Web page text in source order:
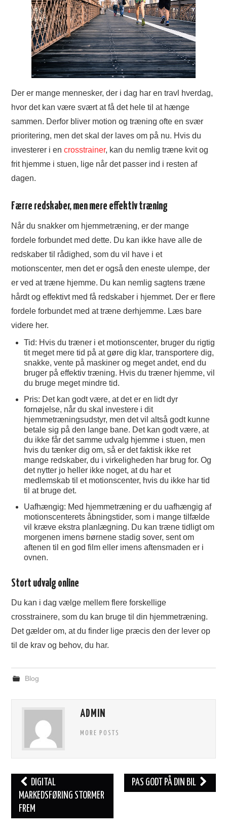
Der er mange mennesker, der i dag har en travl hverdag,
hvor det kan være svært at få det hele til at hænge
sammen. Derfor bliver motion og træning ofte en svær
prioritering, men det skal der laves om på nu. Hvis du
investerer i encrosstrainer, kan du nemlig træne kvit og
frit hjemme i stuen, lige når det passer ind i resten af
dagen.
Færre redskaber, men mere effektiv træning
Når du snakker om hjemmetræning, er der mange
fordele forbundet med dette. Du kan ikke have alle de
redskaber til rådighed, som du vil have i et
motionscenter, men det er også den eneste ulempe, der
er ved at træne hjemme. Du kan nemlig sagtens træne
hårdt og effektivt med få redskaber i hjemmet. Der er flere
fordele forbundet med at træne derhjemme. Læs bare
videre her.
Tid: Hvis du træner i et motionscenter, bruger du rigtig
tit meget mere tid på at gøre dig klar, transportere dig,
snakke, vente på maskiner og meget andet, end du
bruger på effektiv træning. Hvis du træner hjemme, vil
du bruge meget mindre tid.
Pris: Det kan godt være, at det er en lidt dyr
fornøjelse, når du skal investere i dit
hjemmetræningsudstyr, men det vil altså godt kunne
betale sig på den lange bane. Det kan godt være, at
du ikke får det samme udvalg hjemme i stuen, men
hvis du tænker dig om, så er det faktisk ikke ret
mange redskaber, du i virkeligheden har brug for. Og
det nytter jo heller ikke noget, at du har et
medlemskab til et motionscenter, hvis du ikke har tid
til at bruge det.
Uafhængig: Med hjemmetræning er du uafhængig af
motionscenterets åbningstider, som i mange tilfælde
vil kræve ekstra planlægning. Du kan træne tidligt om
morgenen imens børnene stadig sover, sent om
aftenen til en god film eller imens aftensmaden er i
ovnen.
Stort udvalg online
Du kan i dag vælge mellem flere forskellige
crosstrainere, som du kan bruge til din hjemmetræning.
Det gælder om, at du finder lige præcis den der lever op
til de krav og behov, du har.
Blog
ADMIN
MORE POSTS
Post
navigation
DIGITAL
MARKEDSFØRING STORMER
FREM
PAS GODT PÅ DIN BIL